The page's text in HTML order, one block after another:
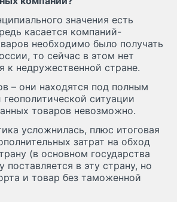
значения есть
касается компаний-
необходимо было получать
то сейчас в этом нет
к недружественной стране.
– они находятся под полным
ситуации
товаров невозможно.
усложнилась, плюс итоговая
затрат на обход
(в основном государства
в эту страну, но
и товар без таможенной